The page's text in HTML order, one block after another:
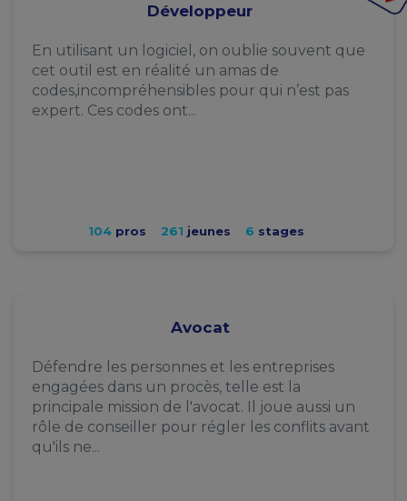
Développeur
En utilisant un logiciel, on oublie souvent que
cet outil est en réalité un amas de
codes,incompréhensibles pour qui n’est pas
expert. Ces codes ont...
104 pros 261 jeunes 6 stages
Avocat
Défendre les personnes et les entreprises
engagées dans un procès, telle est la
principale mission de l'avocat. Il joue aussi un
rôle de conseiller pour régler les conflits avant
qu'ils ne...